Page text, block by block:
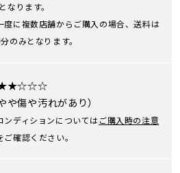
なります。
に複数店舗からご購入の場合、送料は
のみとなります。
やや傷や汚れがあり）
ディションについてはご購入時の注意
ご確認ください。